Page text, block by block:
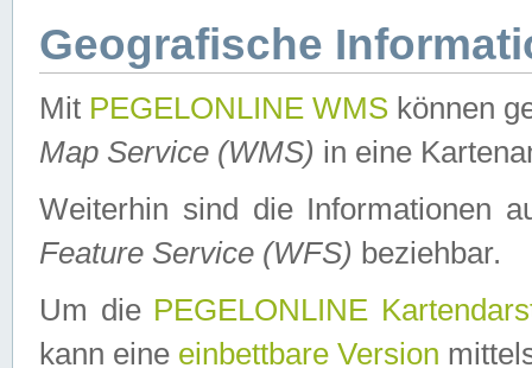
Geografische
Mit PEGELONLINE WMS können
Map Service (WMS) in eine
Weiterhin sind die Informationen
Feature Service (WFS) beziehbar.
Um die PEGELONLINE
kann eine einbettbare Version